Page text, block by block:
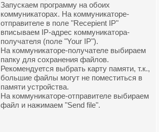
Запускаем программу на обоих
коммуникаторах. На коммуникаторе-
отправителе в поле "Recepient IP"
вписываем IP-адрес коммуникатора-
получателя (поле "Your IP").
На коммуникаторе-получателе выбираем
папку для сохранения файлов.
Рекомендуется выбрать карту памяти, т.к.,
большие файлы могут не поместиться в
памяти устройства.
На коммуникаторе-отправителе выбираем
файл и нажимаем "Send file".